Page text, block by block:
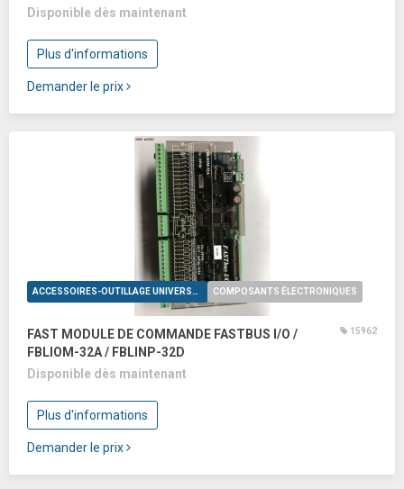
Disponible dès maintenant
Plus d'informations
Demander le prix
ACCESSOIRES-OUTILLAGE UNIVERSELS COMPOSANTS ÉLECTRONIQUES
FAST MODULE DE COMMANDE FASTBUS I/O /
FBLIOM-32A / FBLINP-32D
15962
Disponible dès maintenant
Plus d'informations
Demander le prix